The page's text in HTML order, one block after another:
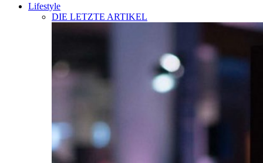
Lifestyle
DIE LETZTE ARTIKEL